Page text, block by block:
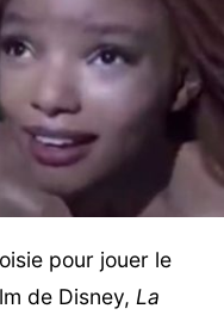
pour jouer le
de Disney, La